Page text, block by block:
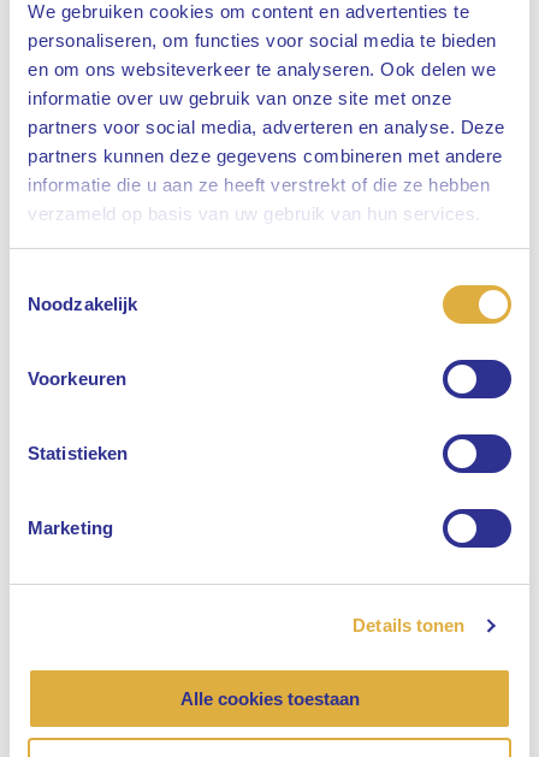
We gebruiken cookies om content en advertenties te
personaliseren, om functies voor social media te bieden
en om ons websiteverkeer te analyseren. Ook delen we
informatie over uw gebruik van onze site met onze
partners voor social media, adverteren en analyse. Deze
partners kunnen deze gegevens combineren met andere
informatie die u aan ze heeft verstrekt of die ze hebben
verzameld op basis van uw gebruik van hun services.
Noodzakelijk
Voorkeuren
Statistieken
Marketing
Details tonen
Alle cookies toestaan
Sluiten